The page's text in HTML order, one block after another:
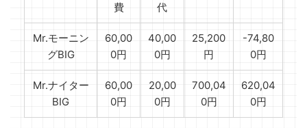
費
代
Mr.モーニン
グBIG
60,00
0円
40,00
0円
25,200
円
-74,80
0円
Mr.ナイター
BIG
60,00
0円
20,00
0円
700,04
0円
620,04
0円